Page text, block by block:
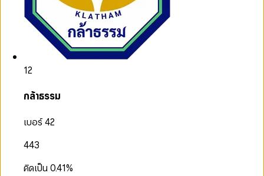
12
กล้าธรรม
เบอร์ 42
443
คิดเป็น0.41%